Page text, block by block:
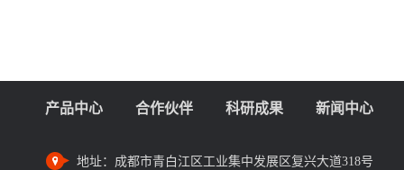
产品中心 合作伙伴 科研成果 新闻中心
地址： 成都市青白江区工业集中发展区复兴大道318号